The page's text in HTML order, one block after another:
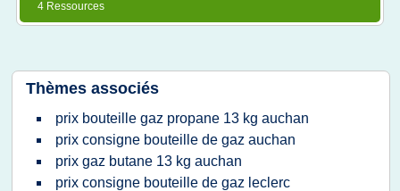
4 Ressources
Thèmes associés
prix bouteille gaz propane 13 kg auchan
prix consigne bouteille de gaz auchan
prix gaz butane 13 kg auchan
prix consigne bouteille de gaz leclerc